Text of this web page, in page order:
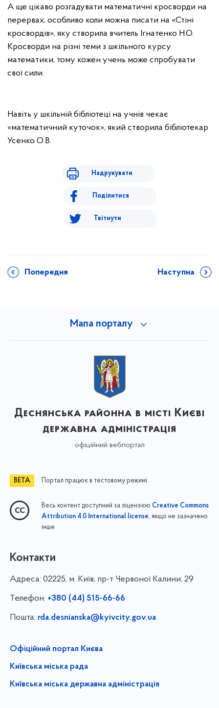
А ще цікаво розгадувати математичні кросворди на
перервах, особливо коли можна писати на «Стіні
кросвордів», яку створила вчитель Ігнатенко Н.О.
Кросворди на різні теми з шкільного курсу
математики, тому кожен учень може спробувати
свої сили.
Навіть у шкільній бібліотеці на учнів чекає
«математичний куточок», який створила бібліотекар
Усенко О.В.
Надрукувати
Поділитися
Твітнути
Попередня Наступна
Мапа порталу
Деснянська районна в місті Києві
державна адміністрація
офіційний вебпортал
Портал працює в тестовому режимі
Весь контент доступний за ліцензією Creative Commons
Attribution 4.0 International license, якщо не зазначено
інше
Контакти
Адреса: 02225, м. Київ, пр-т Червоної Калини, 29
Телефон: +380 (44) 515-66-66
Пошта: rda.desnianska@kyivcity.gov.ua
Офіційний портал Києва
Київська міська рада
Київська міська державна адміністрація